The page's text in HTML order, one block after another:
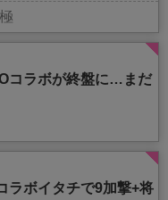
コラボが終盤に…まだ
ラボイタチで9加撃+将